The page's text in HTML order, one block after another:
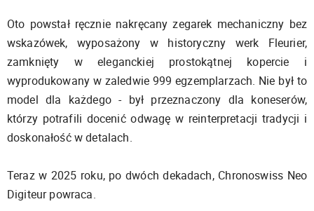
Oto powstał ręcznie nakręcany zegarek mechaniczny bez
wskazówek, wyposażony w historyczny werk Fleurier,
zamknięty w eleganckiej prostokątnej kopercie i
wyprodukowany w zaledwie 999 egzemplarzach. Nie był to
model dla każdego - był przeznaczony dla koneserów,
którzy potrafili docenić odwagę w reinterpretacji tradycji i
doskonałość w detalach.
Teraz w 2025 roku, po dwóch dekadach, Chronoswiss Neo
Digiteur powraca.